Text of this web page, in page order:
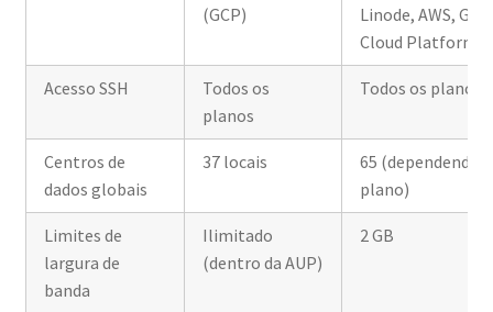
(GCP)
Linode, AWS,
Cloud Platform)
Acesso SSH
Todos os
planos
Todos os planos
Centros de
dados globais
37 locais
65 (dependendo
plano)
Limites de
largura de
banda
Ilimitado
(dentro da AUP)
2 GB